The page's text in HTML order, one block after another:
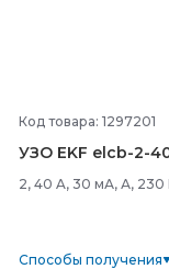
Код товара: 1297201
УЗО EKF elcb-2-
2, 40 A, 30 мА, А, 230
Способы получения